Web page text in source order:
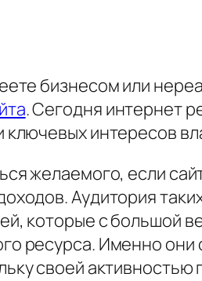
бизнесом или
. Сегодня интернет
интересов
желаемого, если
Аудитория
которые с большой
ресурса. Именно
своей